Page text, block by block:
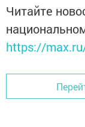
Читайте
https://